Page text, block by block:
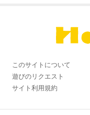
このサイトについて
遊びのリクエスト
サイト利用規約